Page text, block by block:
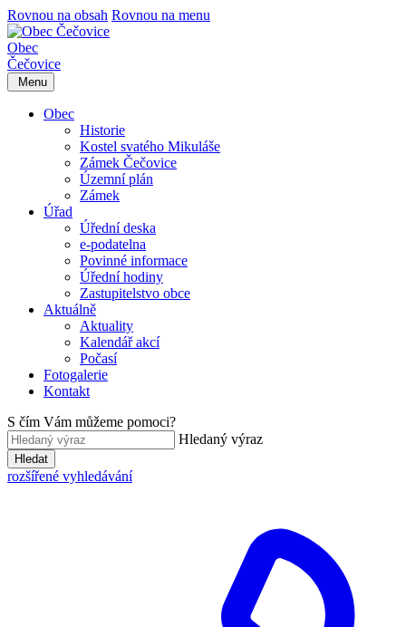
Rovnou na obsah Rovnou na menu
Obec
Čečovice
Menu
Obec
Historie
Kostel svatého Mikuláše
Zámek Čečovice
Územní plán
Zámek
Úřad
Úřední deska
e-podatelna
Povinné informace
Úřední hodiny
Zastupitelstvo obce
Aktuálně
Aktuality
Kalendář akcí
Počasí
Fotogalerie
Kontakt
S čím Vám můžeme pomoci?
Hledaný výraz
Hledat
rozšířené vyhledávání